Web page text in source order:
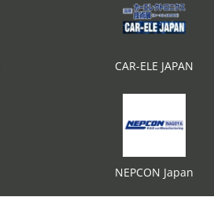
CAR-ELE JAPAN
NEPCON Japan